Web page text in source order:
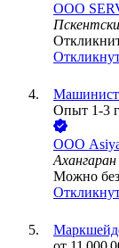
ООО
Машинист
Опыт 1-3
ООО
Ахангаран
Можно